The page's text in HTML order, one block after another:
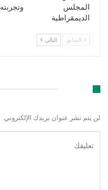
المجلس وتجربته
الديمقراطية
السابق التالي
لن يتم نشر عنوان بريدك الإلكتروني.